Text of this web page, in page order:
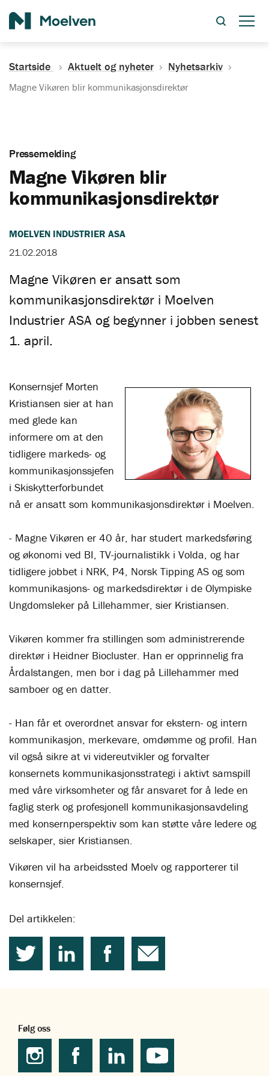
Startside Aktuelt og nyheter Nyhetsarkiv
Magne Vikøren blir kommunikasjonsdirektør
Pressemelding
Magne Vikøren blir
kommunikasjonsdirektør
MOELVEN INDUSTRIER ASA
21.02.2018
Magne Vikøren er ansatt som
kommunikasjonsdirektør i Moelven
Industrier ASA og begynner i jobben senest
1. april.
Konsernsjef Morten
Kristiansen sier at han
med glede kan
informere om at den
tidligere markeds- og
kommunikasjonssjefen
i Skiskytterforbundet
nå er ansatt som kommunikasjonsdirektør i Moelven.
- Magne Vikøren er 40 år, har studert markedsføring
og økonomi ved BI, TV-journalistikk i Volda, og har
tidligere jobbet i NRK, P4, Norsk Tipping AS og som
kommunikasjons- og markedsdirektør i de Olympiske
Ungdomsleker på Lillehammer, sier Kristiansen.
Vikøren kommer fra stillingen som administrerende
direktør i Heidner Biocluster. Han er opprinnelig fra
Årdalstangen, men bor i dag på Lillehammer med
samboer og en datter.
- Han får et overordnet ansvar for ekstern- og intern
kommunikasjon, merkevare, omdømme og profil. Han
vil også sikre at vi videreutvikler og forvalter
konsernets kommunikasjonsstrategi i aktivt samspill
med våre virksomheter og får ansvaret for å lede en
faglig sterk og profesjonell kommunikasjonsavdeling
med konsernperspektiv som kan støtte våre ledere og
selskaper, sier Kristiansen.
Vikøren vil ha arbeidssted Moelv og rapporterer til
konsernsjef.
Del artikkelen:
Følg oss